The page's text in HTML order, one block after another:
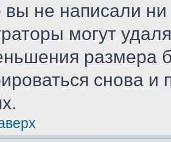
не написали
могут
размера
снова и